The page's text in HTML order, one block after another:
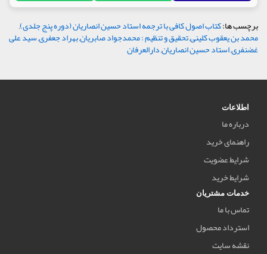
برچسب ها:کتاب اصول کافی با ترجمه استاد حسین انصاریان (دوره پنج جلدی),
محمد بن یعقوب کلینی,تحقیق و تنظیم : محمدجواد صابریان,بهراد جعفری,سید علی
غضنفری,استاد حسین انصاریان,دارالعرفان
اطلاعات
درباره ما
راهنمای خرید
شرایط عضویت
شرایط خرید
خدمات مشتریان
تماس با ما
استرداد محصول
نقشه سایت